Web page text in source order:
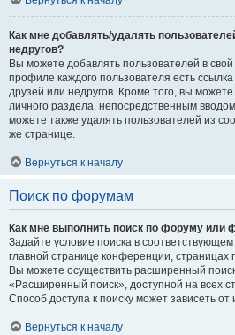
Как мне добавлять/удалять
недругов?
Вы можете добавлять пользователей в
профиле каждого пользователя есть
друзей или недругов. Кроме того, вы
личного раздела, непосредственным
можете также удалять пользователей из
же странице.
Вернуться к началу
Поиск по форумам
Как мне выполнить поиск по форуму или
Задайте условие поиска в
главной странице конференции,
Вы можете осуществить расширенный
«Расширенный поиск», доступной на всех
Способ доступа к поиску может зависеть от
Вернуться к началу